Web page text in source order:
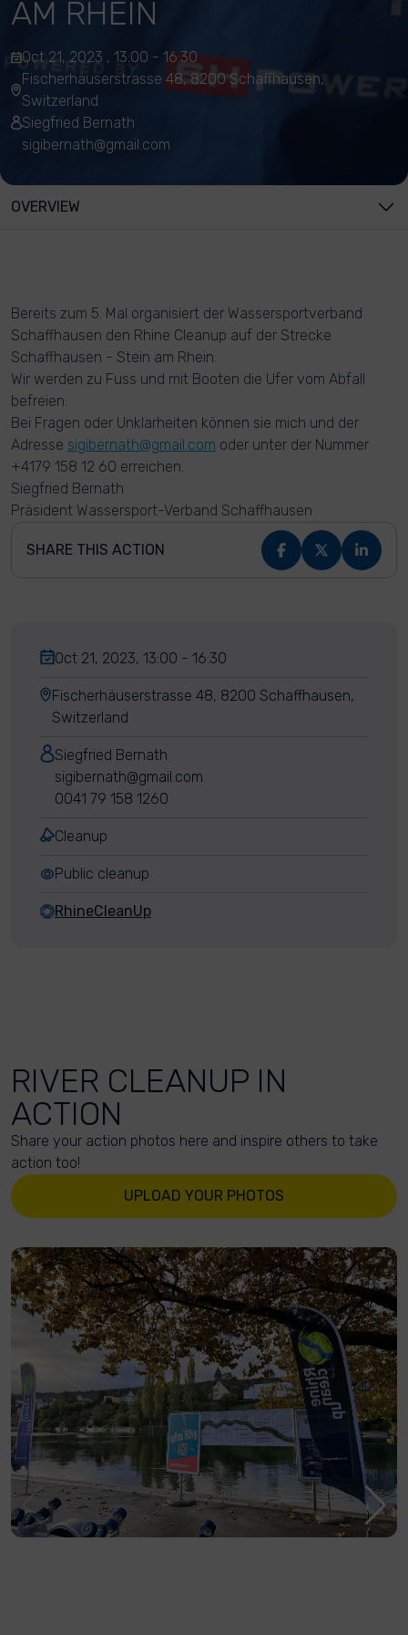
AM RHEIN
Oct 21, 2023 , 13:00 - 16:30
Fischerhäuserstrasse 48, 8200 Schaffhausen,
Switzerland
Siegfried Bernath
sigibernath@gmail.com
OVERVIEW
Bereits zum 5. Mal organisiert der Wassersportverband
Schaffhausen den Rhine Cleanup auf der Strecke
Schaffhausen - Stein am Rhein.
Wir werden zu Fuss und mit Booten die Ufer vom Abfall
befreien.
Bei Fragen oder Unklarheiten können sie mich und der
Adresse sigibernath@gmail.com oder unter der Nummer
+4179 158 12 60 erreichen.
Siegfried Bernath
Präsident Wassersport-Verband Schaffhausen
SHARE THIS ACTION
Oct 21, 2023, 13:00 - 16:30
Fischerhäuserstrasse 48, 8200 Schaffhausen,
Switzerland
Siegfried Bernath
sigibernath@gmail.com
0041 79 158 1260
Cleanup
Public cleanup
RhineCleanUp
RIVER CLEANUP IN
ACTION
Share your action photos here and inspire others to take
action too!
UPLOAD YOUR PHOTOS